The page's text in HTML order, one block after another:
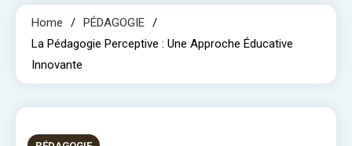
Home
PÉDAGOGIE
La Pédagogie Perceptive : Une Approche Éducative
Innovante
10 MINS READ